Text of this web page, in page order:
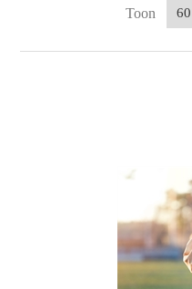
Toon